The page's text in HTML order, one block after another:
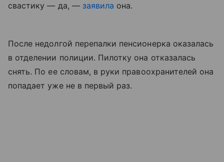
свастику — да, — заявила она.
После недолгой перепалки пенсионерка оказалась
в отделении полиции. Пилотку она отказалась
снять. По ее словам, в руки правоохранителей она
попадает уже не в первый раз.